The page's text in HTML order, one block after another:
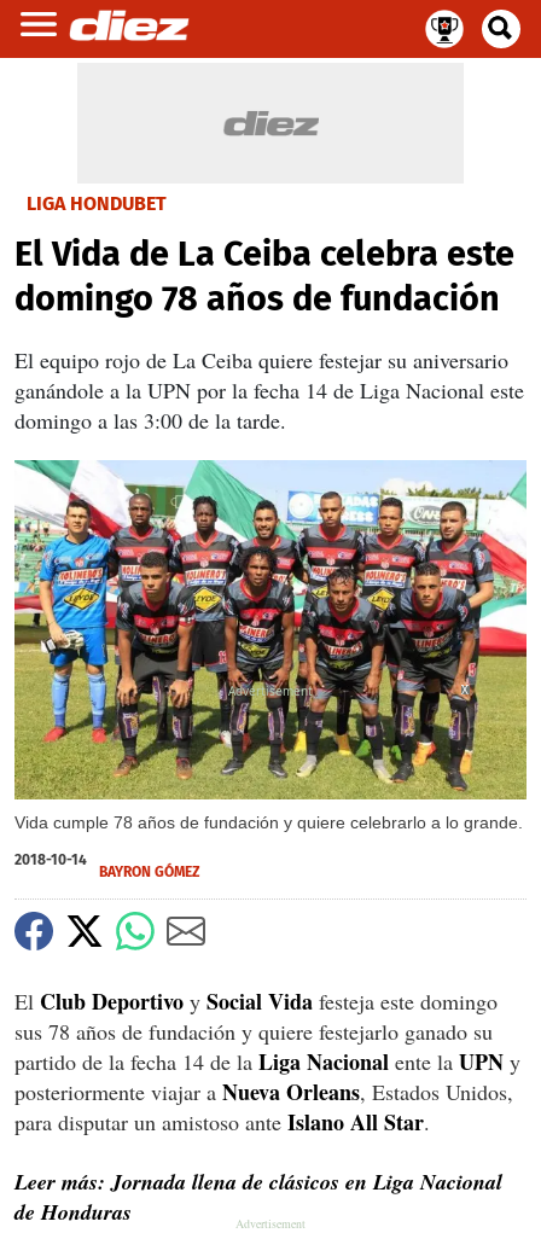
LIGA HONDUBET
El Vida de La Ceiba celebra este
domingo 78 años de fundación
El equipo rojo de La Ceiba quiere festejar su aniversario
ganándole a la UPN por la fecha 14 de Liga Nacional este
domingo a las 3:00 de la tarde.
Vida cumple 78 años de fundación y quiere celebrarlo a lo grande.
X
X
2018-10-14
BAYRON GÓMEZ
El Club Deportivo y Social Vida festeja este domingo
sus 78 años de fundación y quiere festejarlo ganado su
partido de la fecha 14 de la Liga Nacional ente la UPN y
posteriormente viajar a Nueva Orleans, Estados Unidos,
para disputar un amistoso ante Islano All Star.
Leer más: Jornada llena de clásicos en Liga Nacional
de Honduras